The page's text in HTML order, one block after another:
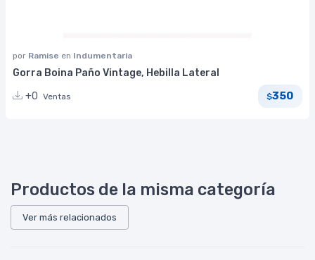
por Ramise en Indumentaria
Gorra Boina Paño Vintage, Hebilla Lateral
+0 Ventas $350
Productos de la misma categoría
Ver más relacionados